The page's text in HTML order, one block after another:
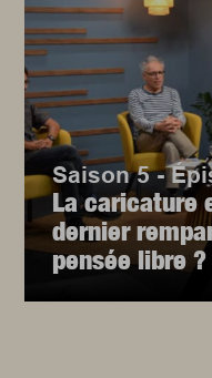
Saison 5 -
La caricature
dernier
pensée libre ?